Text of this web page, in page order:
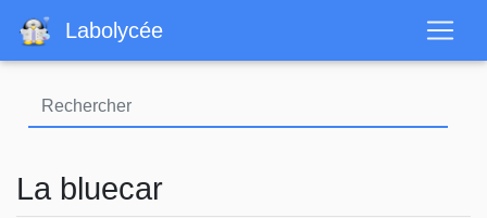
contenu
Labolycée
La bluecar